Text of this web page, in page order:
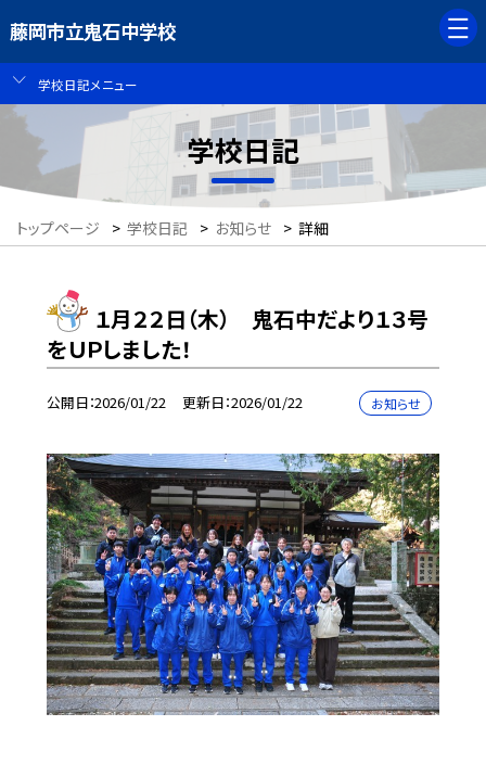
藤岡市立鬼石中学校
学校日記メニュー
学校日記
トップページ > 学校日記 > お知らせ > 詳細
１月２２日（木） 鬼石中だより１３号
をＵＰしました！
公開日 2026/01/22 更新日 2026/01/22 お知らせ